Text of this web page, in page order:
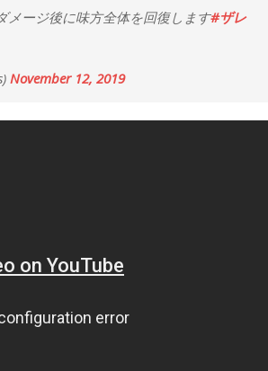
ージ後に味方全体を回復します#ザレ
November 12, 2019